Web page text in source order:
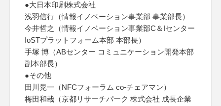
●大日本印刷株式会社
浅羽信行（情報イノベーション事業部 事業部長）
今井哲之（情報イノベーション事業部C＆Iセンター
IoSTプラットフォーム本部 本部長）
手塚 博（ABセンター コミュニケーション開発本部
副本部長）
●その他
田川晃一（NFCフォーラム co-チェアマン）
梅田和哉（京都リサーチパーク 株式会社 成長企業